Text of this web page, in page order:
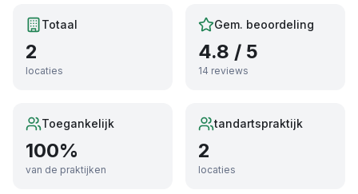
Totaal
2
locaties
Gem. beoordeling
4.8 / 5
14 reviews
Toegankelijk
100%
van de praktijken
tandartspraktijk
2
locaties